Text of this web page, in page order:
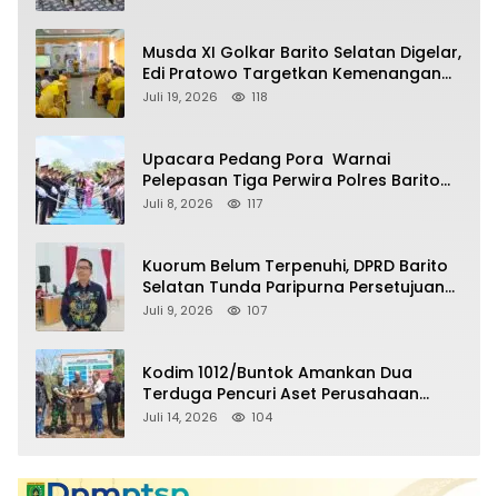
Musda XI Golkar Barito Selatan Digelar,
Edi Pratowo Targetkan Kemenangan
Partai pada Pemilu Mendatang
Juli 19, 2026 118
Upacara Pedang Pora Warnai
Pelepasan Tiga Perwira Polres Barito
Selatan Masuki Masa Pensiun
Juli 8, 2026 117
Kuorum Belum Terpenuhi, DPRD Barito
Selatan Tunda Paripurna Persetujuan
Raperda Pertanggungjawaban APBD
Juli 9, 2026 107
Kodim 1012/Buntok Amankan Dua
Terduga Pencuri Aset Perusahaan
Sitaan Satgas PKH, Satu Paket Diduga
Juli 14, 2026 104